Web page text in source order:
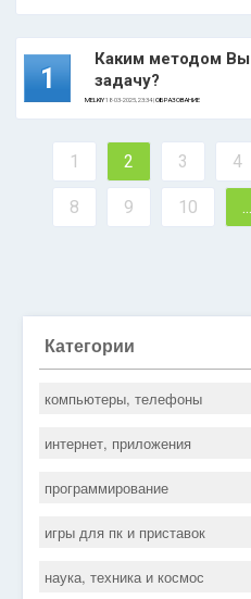
1
Каким методом
задачу?
MELKIY18-03-2025, 23:34 |ОБРАЗОВАНИЕ
1 2 3 4
8 9 10 ...
Категории
компьютеры, телефоны
интернет, приложения
программирование
игры для пк и приставок
наука, техника и космос